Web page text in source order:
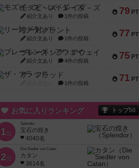
79 PT
モズビ－ズ・レイダ－ズ
紹介文あり 1件の投稿
77 PT
リー対グラント
紹介文あり 1件の投稿
75 PT
ブレーキング・アウェイ
紹介文あり 4件の投稿
71 PT
ザ・フラッド
1件の投稿
お気に入りランキング トップ50
1位
Splendor
宝石の煌き
4040名
2位
Die Siedler von Catan
カタン
3614名